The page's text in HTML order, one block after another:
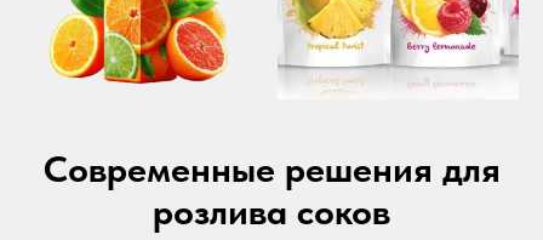
Современные решения для
розлива соков